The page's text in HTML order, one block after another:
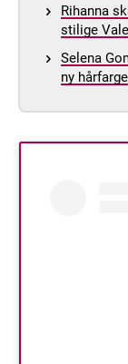
Rihanna
stilige
Selena
ny hårfarge